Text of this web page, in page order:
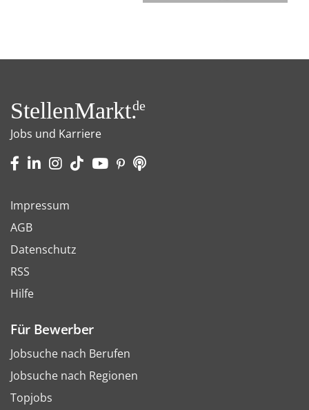
StellenMarkt.de
Jobs und Karriere
Impressum
AGB
Datenschutz
RSS
Hilfe
Für Bewerber
Jobsuche nach Berufen
Jobsuche nach Regionen
Topjobs